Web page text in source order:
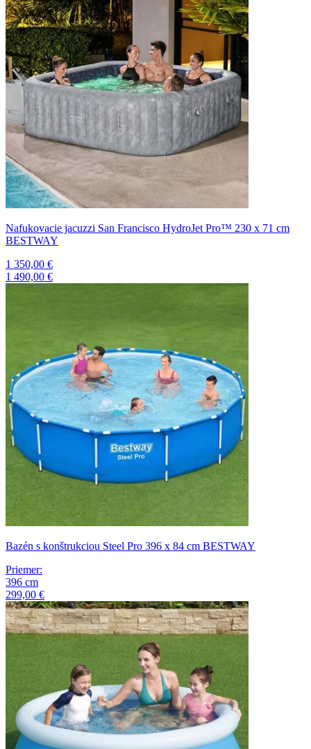
Nafukovacie jacuzzi San Francisco HydroJet Pro™ 230 x 71 cm
BESTWAY
1 350,00 €
1 490,00 €
Bazén s konštrukciou Steel Pro 396 x 84 cm BESTWAY
Priemer:
396 cm
299,00 €